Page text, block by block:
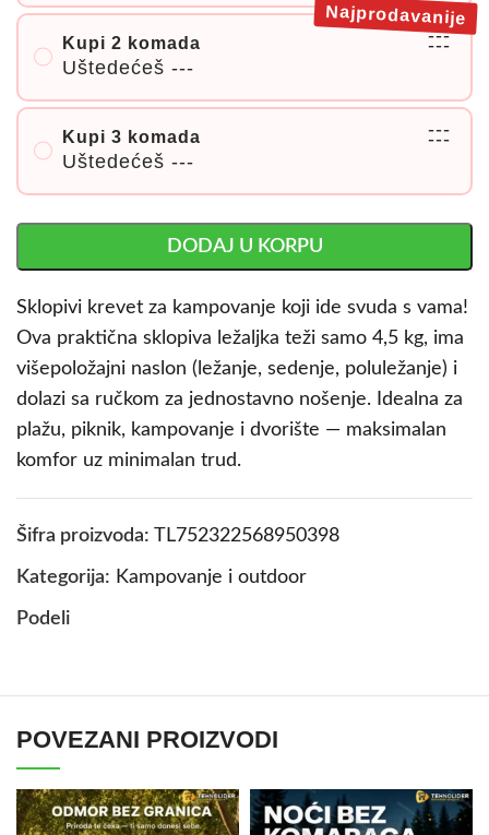
Kupi 2 komada
Uštedećeš ---
---
---
Najprodavanije
Kupi 3 komada
Uštedećeš ---
---
---
DODAJ U KORPU
Sklopivi krevet za kampovanje koji ide svuda s vama!
Ova praktična sklopiva ležaljka teži samo 4,5 kg, ima
višepoložajni naslon (ležanje, sedenje, poluležanje) i
dolazi sa ručkom za jednostavno nošenje. Idealna za
plažu, piknik, kampovanje i dvorište — maksimalan
komfor uz minimalan trud.
Šifra proizvoda: TL752322568950398
Kategorija: Kampovanje i outdoor
Podeli
POVEZANI PROIZVODI